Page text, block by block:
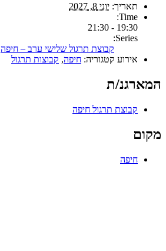
תאריך: יוני 8, 2027
Time:
19:30 - 21:30
Series:
קבוצת תרגול שלישי ערב – חיפה
אירוע קטגוריה: חיפה, קבוצות תרגול
המארגנ/ת
קבוצת תרגול חיפה
מקום
חיפה